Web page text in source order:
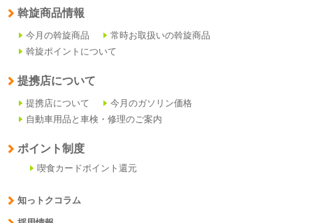
斡旋商品情報
今月の斡旋商品
常時お取扱いの斡旋商品
斡旋ポイントについて
提携店について
提携店について
今月のガソリン価格
自動車用品と車検・修理のご案内
ポイント制度
喫食カードポイント還元
知っトクコラム